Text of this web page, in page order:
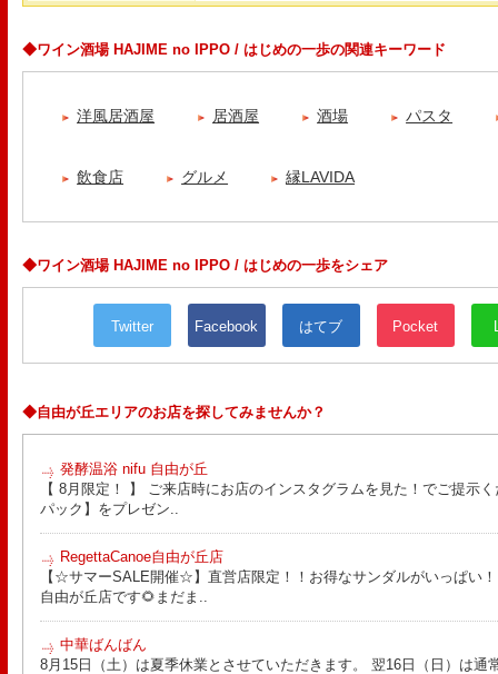
◆ワイン酒場 HAJIME no IPPO / はじめの一歩の関連キーワード
洋風居酒屋 居酒屋 酒場 パスタ
飲食店 グルメ 縁LAVIDA
◆ワイン酒場 HAJIME no IPPO / はじめの一歩をシェア
Twitter Facebook はてブ Pocket
◆自由が丘エリアのお店を探してみませんか？
発酵温浴 nifu 自由が丘
【 8月限定！ 】 ご来店時にお店のインスタグラムを見た！でご提示
パック】をプレゼン..
RegettaCanoe自由が丘店
【☆サマーSALE開催☆】直営店限定！！お得なサンダルがいっぱい
自由が丘店です🌻まだま..
中華ばんばん
8月15日（土）は夏季休業とさせていただきます。 翌16日（日）は通